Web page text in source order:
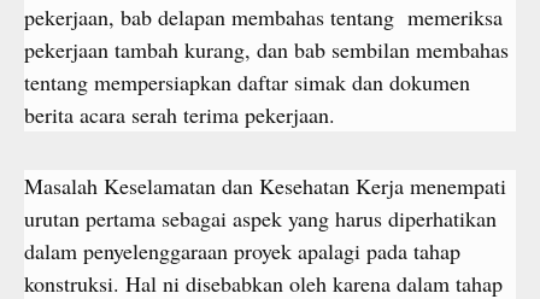
pekerjaan, bab delapan membahas tentang memeriksa
pekerjaan tambah kurang, dan bab sembilan membahas
tentang mempersiapkan daftar simak dan dokumen
berita acara serah terima pekerjaan.
Masalah Keselamatan dan Kesehatan Kerja menempati
urutan pertama sebagai aspek yang harus diperhatikan
dalam penyelenggaraan proyek apalagi pada tahap
konstruksi. Hal ni disebabkan oleh karena dalam tahap